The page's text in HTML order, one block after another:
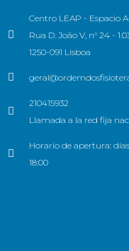
Centro LEAP - Espacio
Rua D. João V, n° 24 -
1250-091 Lisboa
210415932
Llamada a la red fija
Horario de apertura:
18:00